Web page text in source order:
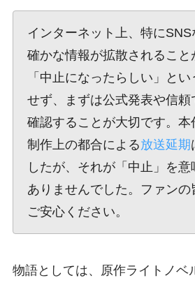
インターネット上、特に
確かな情報が拡散されること
「中止になったらしい」と
せず、まずは公式発表や信頼
確認することが大切です。本
制作上の都合による放送延期
したが、それが「中止」を
ありませんでした。ファン
ご安心ください。
物語としては、原作ライトノベ